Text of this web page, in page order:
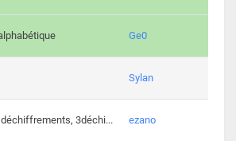
Ge0
Sylan
3déchi... ezano